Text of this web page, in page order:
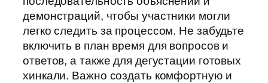
демонстраций, чтобы участники могли
легко следить за процессом. Не забудьте
включить в план время для вопросов и
ответов, а также для дегустации готовых
хинкали. Важно создать комфортную и